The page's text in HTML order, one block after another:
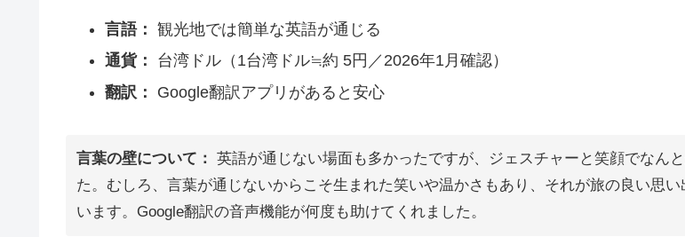
言語： 観光地では簡単な英語が通じる
通貨：
台湾ドル（1台湾ドル≒約 5円／2026年1月確認）
翻訳：
Google翻訳アプリがあると安心
言葉の壁について： 英語が通じない場面も多かったですが、ジェスチャーと笑顔でなん
た。むしろ、言葉が通じないからこそ生まれた笑いや温かさもあり、それが旅の良い思い
います。Google翻訳の音声機能が何度も助けてくれました。